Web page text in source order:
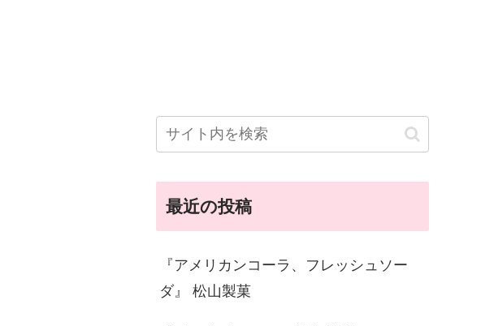
最近の投稿
『アメリカンコーラ、フレッシュソー
ダ』 松山製菓